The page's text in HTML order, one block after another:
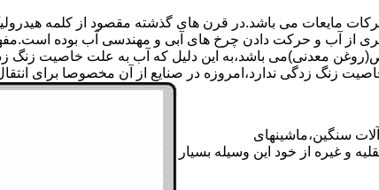
مایعات می باشد.در قرن های گذشته مقصود از کلمه
از آب و حرکت دادن چرخ های آبی و مهندسی آب بوده
معدنی)می باشد،به این دلیل که آب به علت خاصیت زنگ
زنگ زدگی ندارد،امروزه در صنایع از آن مخصوصا برای
سنگین،ماشینهای
و غیره از خود این وسیله بسیار